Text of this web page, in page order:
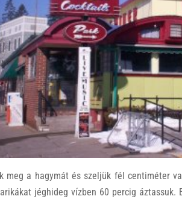
meg a hagymát és szeljük fél centiméter
jéghideg vízben 60 percig áztassuk.